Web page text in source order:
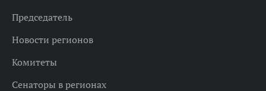
Председатель
Новости регионов
Комитеты
Сенаторы в регионах